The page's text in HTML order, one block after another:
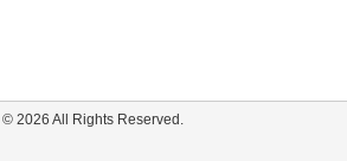
© 2026 All Rights Reserved.